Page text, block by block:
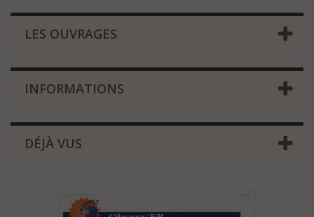
LES OUVRAGES
INFORMATIONS
DÉJÀ VUS